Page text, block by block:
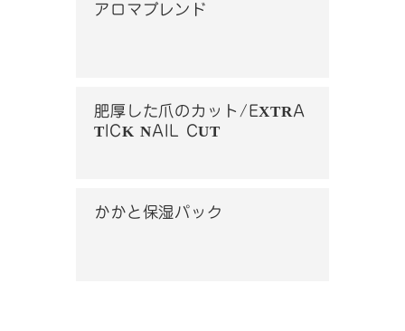
アロマブレンド
肥厚した爪のカット/EXTRA
TICK NAIL CUT
かかと保湿パック